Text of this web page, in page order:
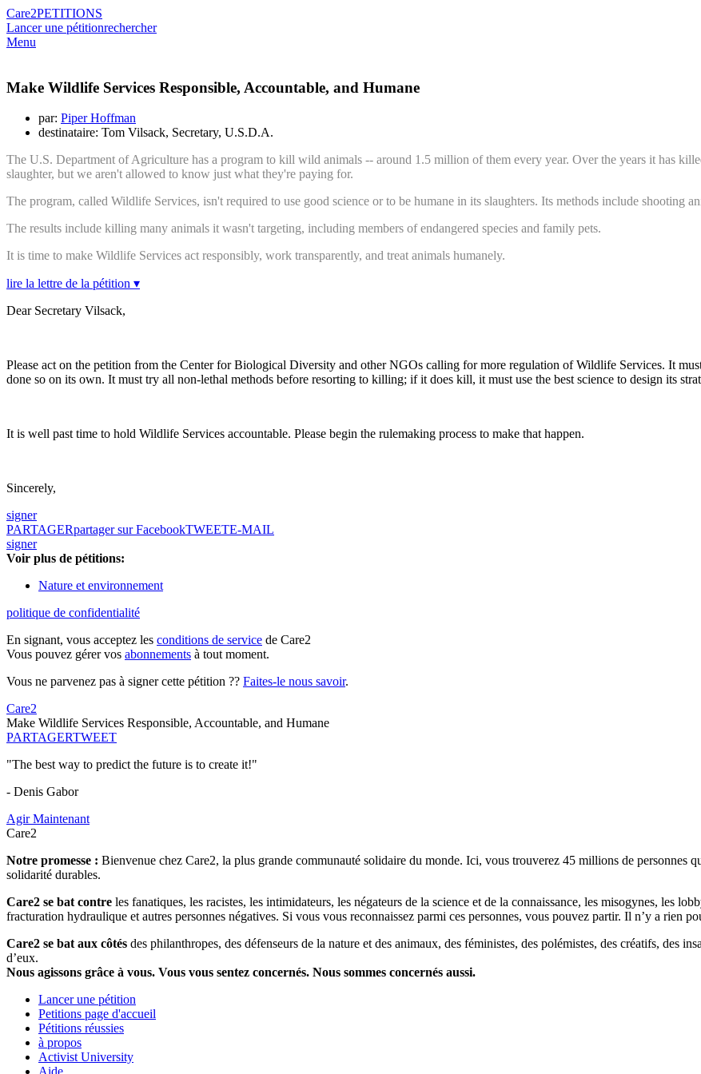
Care2PETITIONS
Lancer une pétitionrechercher
Menu
Make Wildlife Services Responsible, Accountable, and Humane
par: Piper Hoffman
destinataire: Tom Vilsack, Secretary, U.S.D.A.
The U.S. Department of Agriculture has a program to kill wild animals -- around 1.5 million of them every year. Over the years it has
slaughter, but we aren't allowed to know just what they're paying for.
The program, called Wildlife Services, isn't required to use good science or to be humane in its slaughters. Its methods include shooting
The results include killing many animals it wasn't targeting, including members of endangered species and family pets.
It is time to make Wildlife Services act responsibly, work transparently, and treat animals humanely.
lire la lettre de la pétition ▾
Dear Secretary Vilsack,
Please act on the petition from the Center for Biological Diversity and other NGOs calling for more regulation of Wildlife Services. It
done so on its own. It must try all non-lethal methods before resorting to killing; if it does kill, it must use the best science to design its
It is well past time to hold Wildlife Services accountable. Please begin the rulemaking process to make that happen.
Sincerely,
signer
PARTAGERpartager sur FacebookTWEETE-MAIL
signer
Voir plus de pétitions:
Nature et environnement
politique de confidentialité
En signant, vous acceptez les conditions de service de Care2
Vous pouvez gérer vos abonnements à tout moment.
Vous ne parvenez pas à signer cette pétition ?? Faites-le nous savoir.
Care2
Make Wildlife Services Responsible, Accountable, and Humane
PARTAGERTWEET
"The best way to predict the future is to create it!"
- Denis Gabor
Agir Maintenant
Care2
Notre promesse : Bienvenue chez Care2, la plus grande communauté solidaire du monde. Ici, vous trouverez 45 millions de personnes
solidarité durables.
Care2 se bat contre les fanatiques, les racistes, les intimidateurs, les négateurs de la science et de la connaissance, les misogynes, les
fracturation hydraulique et autres personnes négatives. Si vous vous reconnaissez parmi ces personnes, vous pouvez partir. Il n’y a rien
Care2 se bat aux côtés des philanthropes, des défenseurs de la nature et des animaux, des féministes, des polémistes, des créatifs, des
d’eux.
Nous agissons grâce à vous. Vous vous sentez concernés. Nous sommes concernés aussi.
Lancer une pétition
Petitions page d'accueil
Pétitions réussies
à propos
Activist University